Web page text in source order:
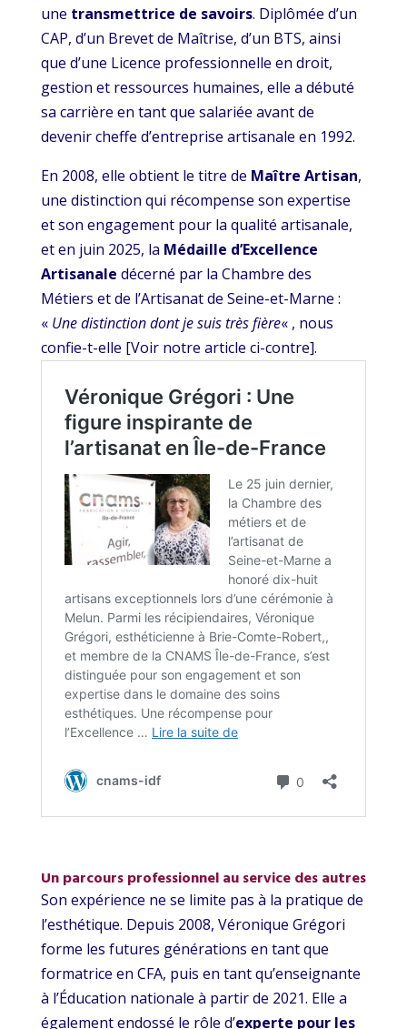
une transmettrice de savoirs. Diplômée d’un
CAP, d’un Brevet de Maîtrise, d’un BTS, ainsi
que d’une Licence professionnelle en droit,
gestion et ressources humaines, elle a débuté
sa carrière en tant que salariée avant de
devenir cheffe d’entreprise artisanale en 1992.
En 2008, elle obtient le titre de Maître Artisan,
une distinction qui récompense son expertise
et son engagement pour la qualité artisanale,
et en juin 2025, la Médaille d’Excellence
Artisanale décerné par la Chambre des
Métiers et de l’Artisanat de Seine-et-Marne :
« Une distinction dont je suis très fière« , nous
confie-t-elle [Voir notre article ci-contre].
Un parcours professionnel au service des autres
Son expérience ne se limite pas à la pratique de
l’esthétique. Depuis 2008, Véronique Grégori
forme les futures générations en tant que
formatrice en CFA, puis en tant qu’enseignante
à l’Éducation nationale à partir de 2021. Elle a
également endossé le rôle d’experte pour les